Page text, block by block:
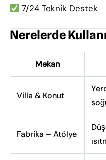
7/24 Teknik Destek
Nerelerde
Mekan
Villa & Konut
Fabrika – Atölye